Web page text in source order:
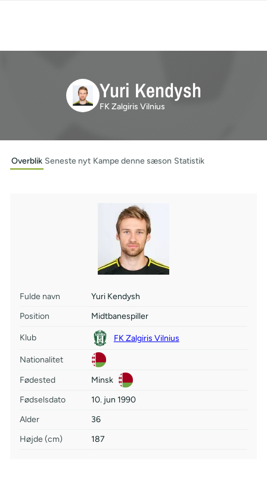
Yuri Kendysh
FK Zalgiris Vilnius
Overblik Seneste nyt Kampe denne sæson Statistik
Fulde navn
Yuri Kendysh
Position
Midtbanespiller
Klub FK Zalgiris Vilnius
Nationalitet
Fødested
Minsk
Fødselsdato
10. jun 1990
Alder
36
Højde (cm)
187